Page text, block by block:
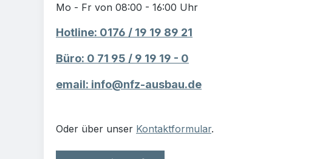
Mo - Fr von 08:00 - 16:00 Uhr
Hotline: 0176 / 19 19 89 21
Büro: 0 71 95 / 9 19 19 - 0
email: info@nfz-ausbau.de
Oder über unser Kontaktformular.